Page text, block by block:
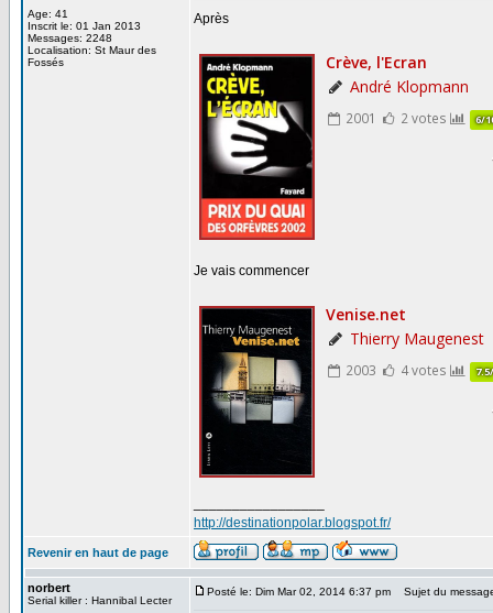
Age: 41
Inscrit le: 01 Jan 2013
Messages: 2248
Localisation: St Maur des
Fossés
Après
Je vais commencer
http://destinationpolar.blogspot.fr/
Revenir en haut de page
norbert
Serial killer : Hannibal Lecter
Posté le: Dim Mar 02, 2014 6:37 pm Sujet du